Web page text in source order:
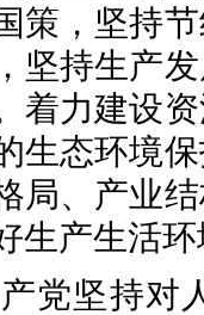
策，坚持
坚持生产
着力建设
生态环境
局、产业
生产生活
党坚持对